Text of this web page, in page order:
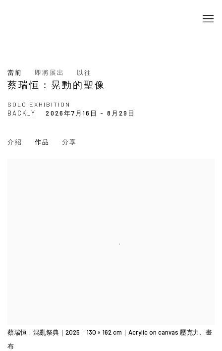
當前 即將展出 以往
蔡瑞恒：晃動的聖像
SOLO EXHIBITION
2026年7月16日 - 8月29日
BACK_Y
介紹 作品 分享
蔡瑞恒｜混亂祭典｜2025｜130 × 162 cm｜Acrylic on canvas 壓克力、畫
布